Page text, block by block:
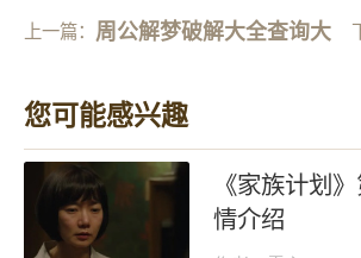
上一篇： 周公解梦破解大全查询大
您可能感兴趣
《家族计划
情介绍